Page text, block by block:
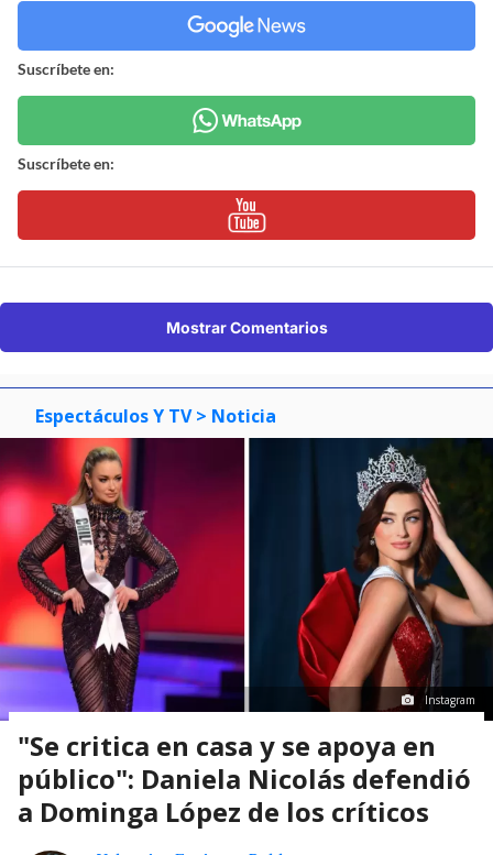
Suscríbete en:
Suscríbete en:
Mostrar Comentarios
Espectáculos Y TV > Noticia
Instagram
"Se critica en casa y se apoya en
público": Daniela Nicolás defendió
a Dominga López de los críticos